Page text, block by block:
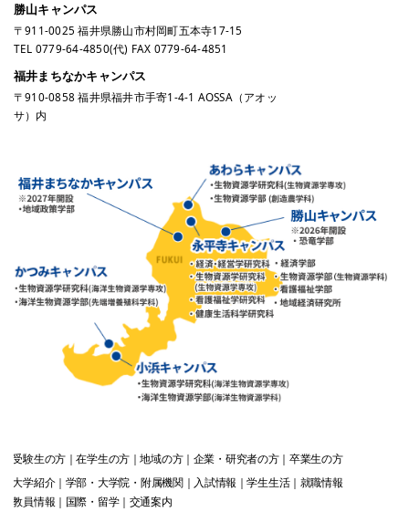
勝山キャンパス
〒911-0025 福井県勝山市村岡町五本寺17-15
TEL 0779-64-4850(代) FAX 0779-64-4851
福井まちなかキャンパス
〒910-0858 福井県福井市手寄1-4-1 AOSSA（アオッ
サ）内
受験生の方 在学生の方 地域の方 企業・研究者の方 卒業生の方
大学紹介
学部・大学院・附属機関 入試情報 学生生活
就職情報
教員情報
国際・留学 交通案内